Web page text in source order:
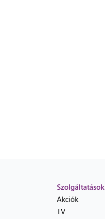
Szolgáltatások
Akciók
TV